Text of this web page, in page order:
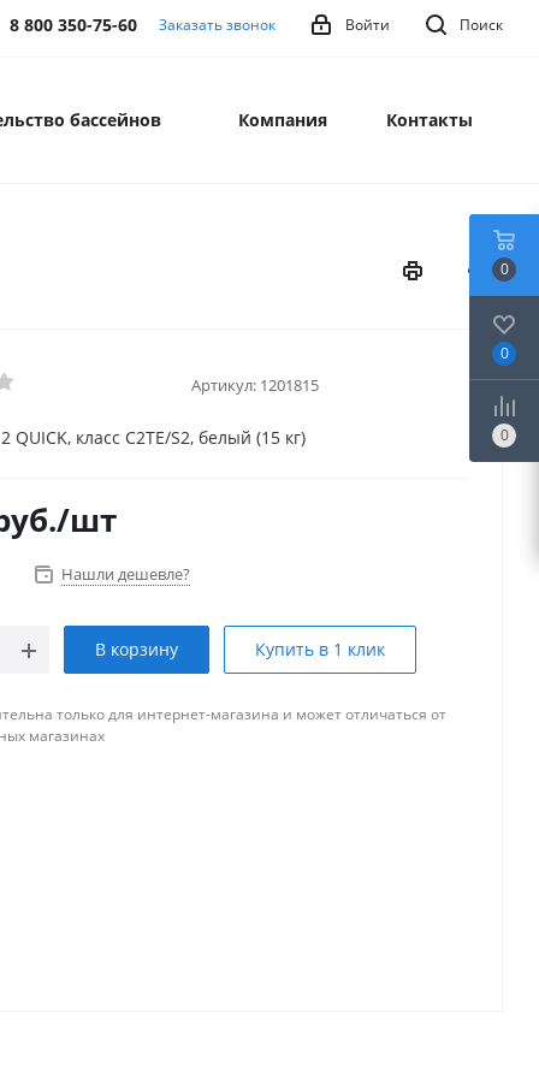
Поиск
Войти
8 800 350-75-60 Заказать звонок
бассейнов Компания Контакты
Артикул: 1201815
QUICK, класс С2ТЕ/S2, белый (15 кг)
/шт
Нашли дешевле?
В корзину Купить в 1 клик
только для интернет-магазина и может отличаться от
магазинах
0
0
0